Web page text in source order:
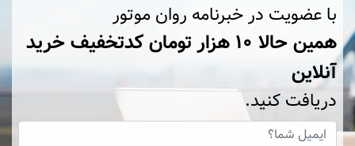
با عضویت در خبرنامه روان موتور
همین حالا ۱۰ هزار تومان کد‌تخفیف خرید
آنلاین
دریافت کنید.